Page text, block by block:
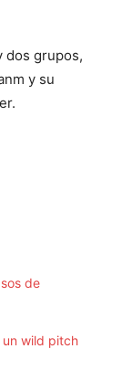
dos grupos,
y su
de
un wild pitch